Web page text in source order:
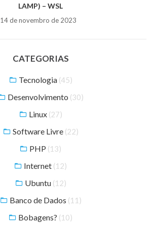
LAMP) – WSL
14 de novembro de 2023
CATEGORIAS
Tecnologia (45)
Desenvolvimento (30)
Linux (27)
Software Livre (22)
PHP (13)
Internet (12)
Ubuntu (12)
Banco de Dados (11)
Bobagens? (10)